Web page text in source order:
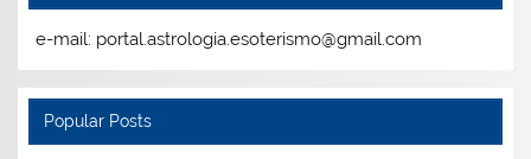
e-mail: portal.astrologia.esoterismo@gmail.com
Popular Posts